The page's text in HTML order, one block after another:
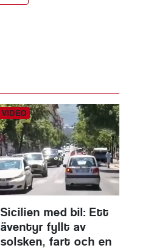
Sicilien med bil: Ett
äventyr fyllt av
solsken, fart och en